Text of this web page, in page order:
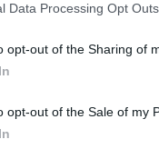
Data Processing Opt Outs
opt-out of the Sharing of
opt-out of the Sale of my